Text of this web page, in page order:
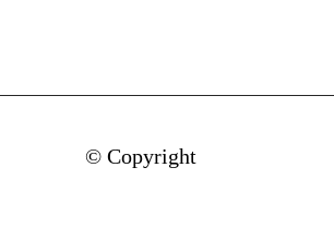
© Copyright